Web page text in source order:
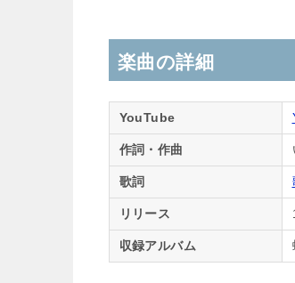
楽曲の詳細
YouTube
作詞・作曲
歌詞
リリース
収録アルバム